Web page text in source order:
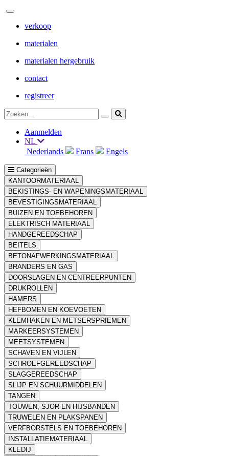
verkoop
materialen
materialen hergebruik
contact
registreer
Aanmelden
NL
Nederlands
Frans Engels
Categorieën
KANTOORMATERIAAL
BEKISTINGS- EN WAPENINGSMATERIAAL
BEVESTIGINGSMATERIAAL
BUIZEN EN TOEBEHOREN
ELEKTRISCH MATERIAAL
HANDGEREEDSCHAP
BEITELS
BETONAFWERKINGSMATERIAAL
BRANDERS EN GAS
DOORSLAGEN EN CENTREERPUNTEN
DRUKROLLEN
HAMERS
HEFBOMEN EN KOEVOETEN
KLEMHAKEN EN METSERSPRIEMEN
MARKEERSYSTEMEN
MEETSYSTEMEN
SCHAVEN EN VIJLEN
SCHROEFGEREEDSCHAP
SLAGGEREEDSCHAP
SLIJP EN SCHUURMIDDELEN
TANGEN
TOUWEN, SJOR EN HIJSBANDEN
TRUWELEN EN PLAKSPANEN
VERFBORSTELS EN TOEBEHOREN
INSTALLATIEMATERIAAL
KLEDIJ